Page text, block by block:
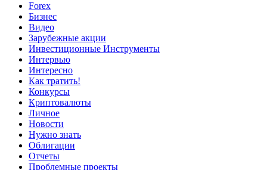
Forex
Бизнес
Видео
Зарубежные акции
Инвестиционные Инструменты
Интервью
Интересно
Как тратить!
Конкурсы
Криптовалюты
Личное
Новости
Нужно знать
Облигации
Отчеты
Проблемные проекты